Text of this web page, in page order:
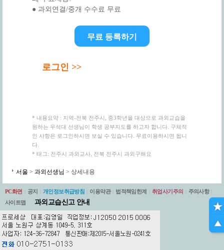
● 과외연결/중개 수수료 무료
무료 등록하기
로그인 >>
* 내용요약 : 지역-전북 전주시, 중3학년을 대상으로 과외교습을
원하는 우석대 선생님이 학생 공부지도를 하고자 합니다. 구체적
인 사항은 로그인하시면 보실 수 있습니다. 무료이용하시면 됩니
다.
* 태그: 전주시 과외교사, 전북 전주시 과외구해요
서울 > 과외선생님 > 상세내용
PC화면 공지 개인정보취급방침 이용약관 법적책임한계 취업사기주의 주의사항
사이트맵
과외교습신고 안내